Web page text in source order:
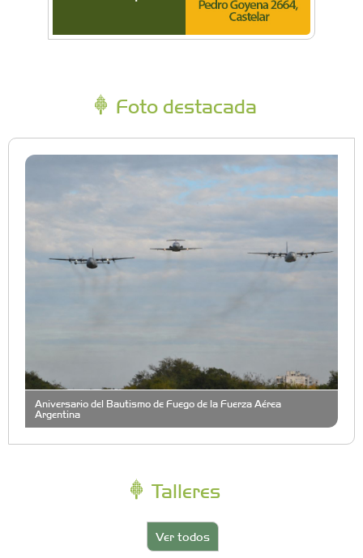
Foto destacada
Aniversario del Bautismo de Fuego de la Fuerza Aérea
Argentina
Talleres
Ver todos